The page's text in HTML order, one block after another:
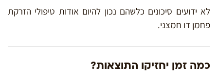
לא ידועים סיכונים כלשהם נכון להיום אודות טיפולי הזרקת
פחמן דו חמצני.
כמה זמן יחזיקו התוצאות?